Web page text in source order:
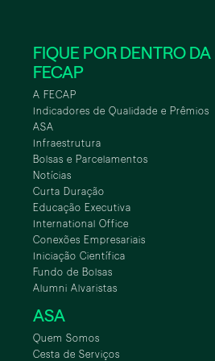
FIQUE POR DENTRO DA
FECAP
A FECAP
Indicadores de Qualidade e Prêmios
ASA
Infraestrutura
Bolsas e Parcelamentos
Notícias
Curta Duração
Educação Executiva
International Office
Conexões Empresariais
Iniciação Científica
Fundo de Bolsas
Alumni Alvaristas
ASA
Quem Somos
Cesta de Serviços